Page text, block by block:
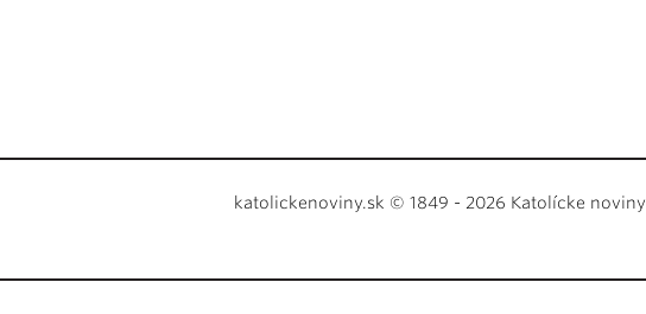
katolickenoviny.sk © 1849 - 2026 Katolícke noviny